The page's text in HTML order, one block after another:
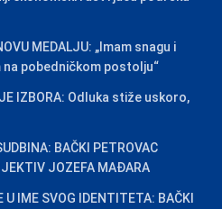
MEDALJU: „Imam snagu i
pobedničkom postolju“
IZBORA: Odluka stiže uskoro,
BAČKI PETROVAC
JOZEFA MAĐARA
U IME SVOG IDENTITETA: BAČKI